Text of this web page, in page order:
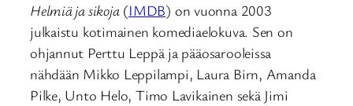
Helmiä ja sikoja(IMDB) on vuonna 2003
julkaistu kotimainen komediaelokuva. Sen on
ohjannut Perttu Leppä ja pääosarooleissa
nähdään Mikko Leppilampi, Laura Birn, Amanda
Pilke, Unto Helo, Timo Lavikainen sekä Jimi